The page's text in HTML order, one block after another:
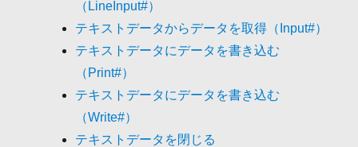
（LineInput#）
テキストデータからデータを取得（Input#）
テキストデータにデータを書き込む
（Print#）
テキストデータにデータを書き込む
（Write#）
テキストデータを閉じる